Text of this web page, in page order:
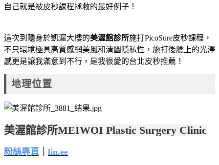
自己就是被皮秒課程拯救的最好例子！
這次到隱身於凱渥大樓的美渥館診所施打PicoSure皮秒課程，
不只環境極具高質感網美風和清幽隱私性，施打後臉上的光澤
感更是讓我滿意到不行，是我很愛的台北皮秒推薦！
地理位置
美渥館診所MEIWOI Plastic Surgery Clinic
粉絲專頁 lin.ee